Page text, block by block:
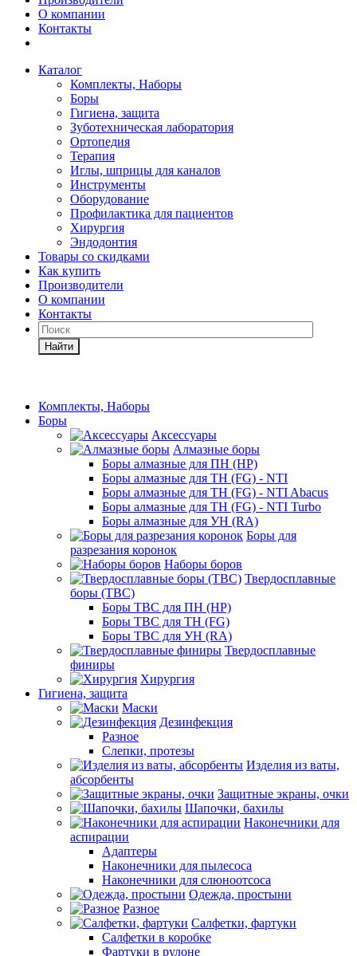
О компании
Контакты
Каталог
Комплекты, Наборы
Боры
Гигиена, защита
Зуботехническая лаборатория
Ортопедия
Терапия
Иглы, шприцы для каналов
Инструменты
Оборудование
Профилактика для пациентов
Хирургия
Эндодонтия
Товары со скидками
Как купить
Производители
О компании
Контакты
Найти
Комплекты, Наборы
Боры
Аксессуары
Алмазные боры
Боры алмазные для ПН (HP)
Боры алмазные для ТН (FG) - NTI
Боры алмазные для ТН (FG) - NTI Abacus
Боры алмазные для ТН (FG) - NTI Turbo
Боры алмазные для УН (RA)
Боры для
разрезания коронок
Наборы боров
Твердосплавные
боры (ТВС)
Боры ТВС для ПН (HP)
Боры ТВС для ТН (FG)
Боры ТВС для УН (RA)
Твердосплавные
финиры
Хирургия
Гигиена, защита
Маски
Дезинфекция
Разное
Слепки, протезы
Изделия из ваты,
абсорбенты
Защитные экраны, очки
Шапочки, бахилы
Наконечники для
аспирации
Адаптеры
Наконечники для пылесоса
Наконечники для слюноотсоса
Одежда, простыни
Разное
Салфетки, фартуки
Салфетки в коробке
Фартуки в рулоне